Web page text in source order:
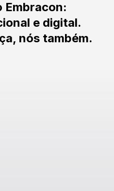
Embracon:
e digital.
nós também.